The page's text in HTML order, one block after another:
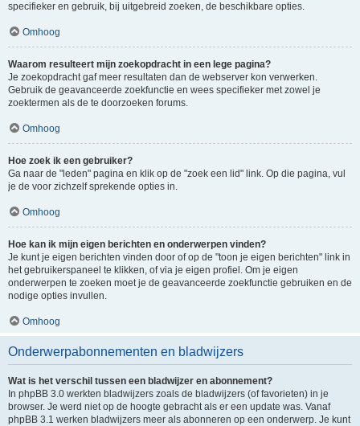
specifieker en gebruik, bij uitgebreid zoeken, de beschikbare opties.
Omhoog
Waarom resulteert mijn zoekopdracht in een lege pagina?
Je zoekopdracht gaf meer resultaten dan de webserver kon verwerken.
Gebruik de geavanceerde zoekfunctie en wees specifieker met zowel je
zoektermen als de te doorzoeken forums.
Omhoog
Hoe zoek ik een gebruiker?
Ga naar de "leden" pagina en klik op de "zoek een lid" link. Op die pagina, vul
je de voor zichzelf sprekende opties in.
Omhoog
Hoe kan ik mijn eigen berichten en onderwerpen vinden?
Je kunt je eigen berichten vinden door of op de "toon je eigen berichten" link in
het gebruikerspaneel te klikken, of via je eigen profiel. Om je eigen
onderwerpen te zoeken moet je de geavanceerde zoekfunctie gebruiken en de
nodige opties invullen.
Omhoog
Onderwerpabonnementen en bladwijzers
Wat is het verschil tussen een bladwijzer en abonnement?
In phpBB 3.0 werkten bladwijzers zoals de bladwijzers (of favorieten) in je
browser. Je werd niet op de hoogte gebracht als er een update was. Vanaf
phpBB 3.1 werken bladwijzers meer als abonneren op een onderwerp. Je kunt